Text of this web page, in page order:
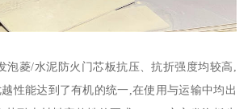
泡菱/水泥防火门芯板抗压、抗折强度均较高,
性能达到了有机的统一,在使用与运输中均出